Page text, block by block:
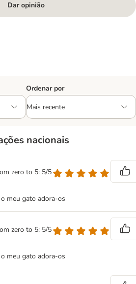
Dar opinião
Ordenar por
nacionais
zero to 5: 5/5
meu gato adora-os
zero to 5: 5/5
meu gato adora-os